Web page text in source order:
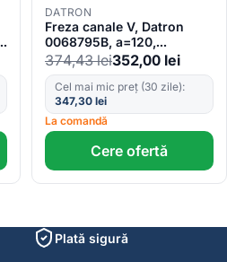
DATRON
Freza canale V, Datron
0068795B, a=120,
5.0×10.0x6.0mm
374,43lei352,00 lei
Cel mai mic preț (30 zile):
347,30 lei
La comandă
Cere ofertă
Plată sigură